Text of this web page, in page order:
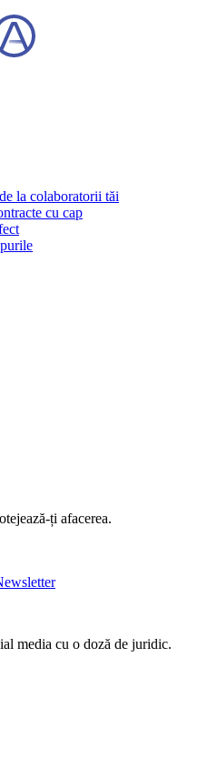
la colaboratorii tăi
cu cap
ți afacerea.
media cu o doză de juridic.